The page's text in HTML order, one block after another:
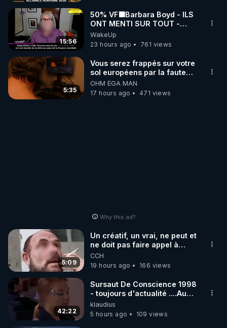
15:56
50% VF🟩Barbara Boyd - ILS
ONT MENTI SUR TOUT -
Jocelyne Traduction
WakeUp
23 hours ago
761 views
5:35
Vous serez frappés sur votre
sol européens par la faute
des dirigeants qui s'en
mettent dans le nez
OHM ÉGA MAN
17 hours ago
471 views
Why this ad?
5:09
Un créatif, un vrai, ne peut et
ne doit pas faire appel à
l'intelligence artificielle
CCH
19 hours ago
166 views
42:22
Sursaut De Conscience 1998
- toujours d'actualité ....Au
Dela Du Réel
klaudius
5 hours ago
109 views